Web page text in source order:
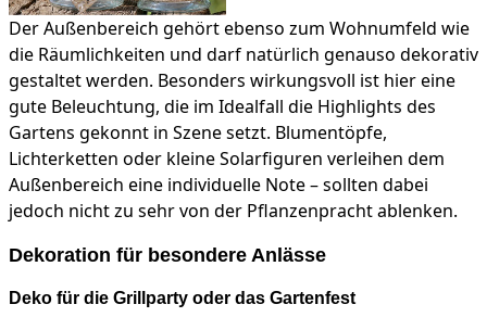
Der Außenbereich gehört ebenso zum Wohnumfeld wie
die Räumlichkeiten und darf natürlich genauso dekorativ
gestaltet werden. Besonders wirkungsvoll ist hier eine
gute Beleuchtung, die im Idealfall die Highlights des
Gartens gekonnt in Szene setzt. Blumentöpfe,
Lichterketten oder kleine Solarfiguren verleihen dem
Außenbereich eine individuelle Note – sollten dabei
jedoch nicht zu sehr von der Pflanzenpracht ablenken.
Dekoration für besondere Anlässe
Deko für die Grillparty oder das Gartenfest